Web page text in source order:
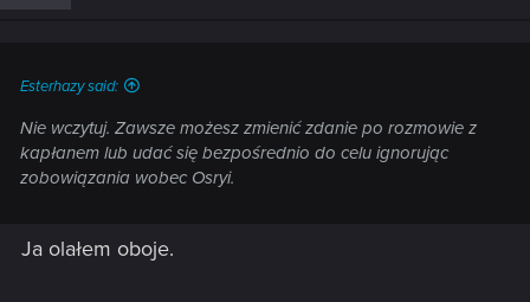
Esterhazy said:
Nie wczytuj. Zawsze możesz zmienić zdanie po rozmowie z
kapłanem lub udać się bezpośrednio do celu ignorując
zobowiązania wobec Osryi.
Ja olałem oboje.